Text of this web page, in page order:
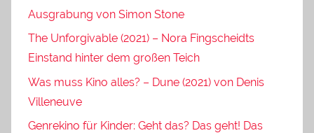
Ausgrabung von Simon Stone
The Unforgivable (2021) – Nora Fingscheidts
Einstand hinter dem großen Teich
Was muss Kino alles? – Dune (2021) von Denis
Villeneuve
Genrekino für Kinder: Geht das? Das geht! Das